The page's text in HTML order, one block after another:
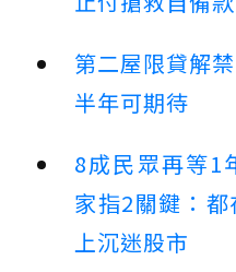
第二屋限貸解
半年可期待
8成民眾再等1
家指2關鍵：
上沉迷股市